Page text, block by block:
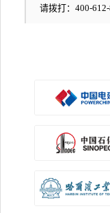
请拨打：400-